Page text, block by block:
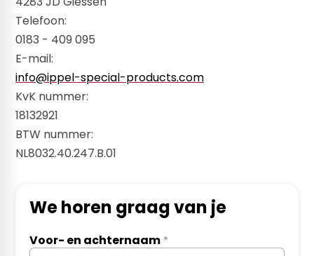
Telefoon:
​0183 - 409 095
E-mail:
info@ippel-special-products.com
KvK nummer:
​18132921
BTW nummer:
​NL8032.40.247.B.01
We horen graag van je
InternalFormDataPassing
Voor- en achternaam *